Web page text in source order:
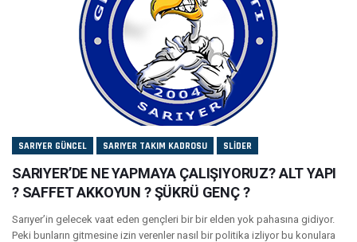
SARIYER GÜNCEL SARIYER TAKIM KADROSU SLIDER
SARIYER’DE NE YAPMAYA ÇALIŞIYORUZ? ALT YAPI
? SAFFET AKKOYUN ? ŞÜKRÜ GENÇ ?
Sarıyer’in gelecek vaat eden gençleri bir bir elden yok pahasına gidiyor.
Peki bunların gitmesine izin verenler nasıl bir politika izliyor bu konulara